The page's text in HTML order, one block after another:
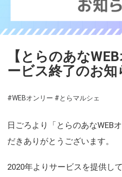
【とらのあな
ービス終了のお知
#WEBオンリー #とらマルシェ
日ごろより「とらのあなWEB
だきありがとうございます。
2020年よりサービスを提供し